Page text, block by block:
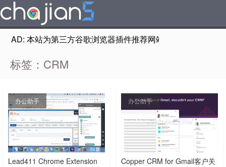
AD: 本站为第三方谷歌浏览器插件推荐网站，非Google
标签：CRM
办公助手
Lead411 Chrome Extension
办公助手
Copper CRM for Gmail客户关